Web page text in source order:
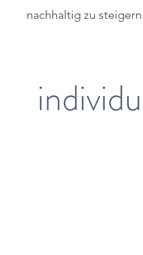
nachhaltig zu